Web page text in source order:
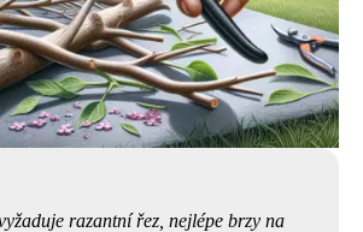
razantní řez, nejlépe brzy na